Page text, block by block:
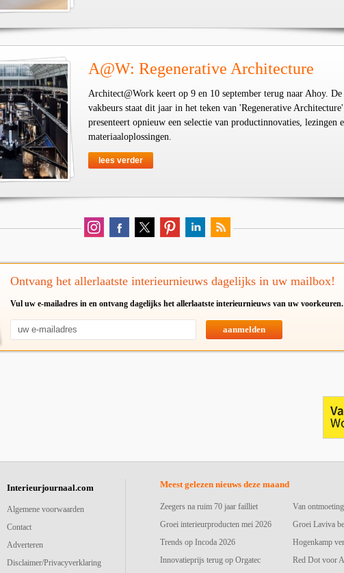
A@W: Regenerative Architecture
Architect@Work keert op 9 en 10 september terug naar Ahoy. De
vakbeurs staat dit jaar in het teken van 'Regenerative
presenteert opnieuw een selectie van productinnovaties, lezingen
materiaaloplossingen.
lees verder
Ontvang het allerlaatste interieurnieuws dagelijks in uw mailbox!
Vul uw e-mailadres in en ontvang dagelijks het allerlaatste interieurnieuws van uw voorkeuren.
aanmelden
Interieurjournaal.com
Algemene voorwaarden
Contact
Adverteren
Disclaimer/Privacyverklaring
Meest gelezen nieuws deze maand
Zeegers na ruim 70 jaar failliet
Groei interieurproducten mei 2026
Trends op Incoda 2026
Innovatieprijs terug op Orgatec
Van
Groei Laviva
Hogenkamp
Red Dot voor